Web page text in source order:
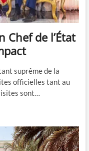
Chef de l’État
suprême de la
officielles tant au
sont…